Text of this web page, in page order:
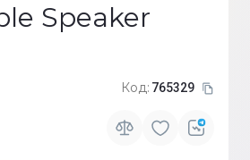
Speaker
Код: 765329